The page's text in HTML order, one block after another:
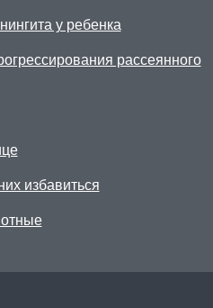
у ребенка
рассеянного
избавиться